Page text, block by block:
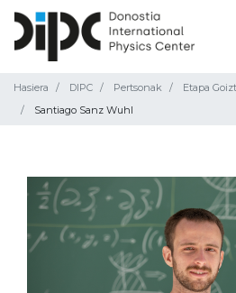
Hasiera DIPC Pertsonak
Etapa
Santiago Sanz Wuhl